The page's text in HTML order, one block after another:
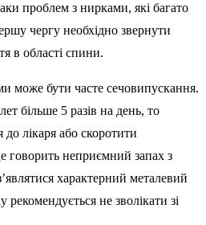
проблем з нирками, які багато
чергу необхідно звернути
в області спини.
може бути часте сечовипускання.
більше 5 разів на день, то
до лікаря або скоротити
говорить неприємний запах з
характерний металевий
не зволікати зі